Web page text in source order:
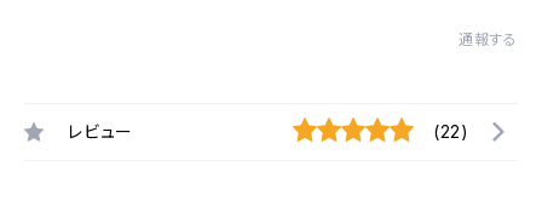
通報する
レビュー (22)